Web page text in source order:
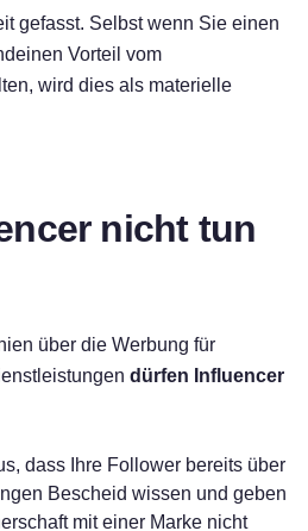
gefasst. Selbst wenn Sie einen
Vorteil vom
wird dies als materielle
nicht tun
über die Werbung für
dürfen Influencer
dass Ihre Follower bereits über
Bescheid wissen und geben
mit einer Marke nicht